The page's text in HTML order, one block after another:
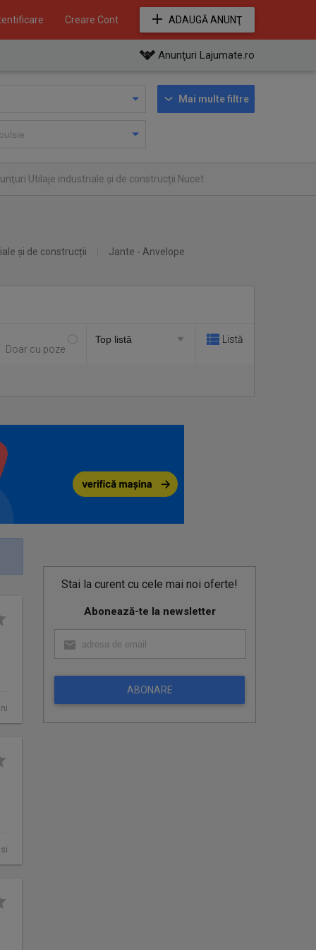
Creare Cont ADAUGĂ ANUNŢ
Anunţuri Lajumate.ro
Mai multe filtre
Utilaje industriale și de construcții Nucet
și de construcții Jante - Anvelope
Doar cu poze
Listă
Stai la curent cu cele mai noi oferte!
Abonează-te la newsletter
ABONARE